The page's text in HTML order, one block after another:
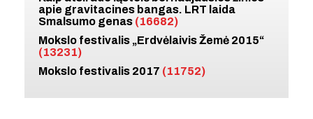
apie gravitacines bangas. LRT laida
Smalsumo genas (16682)
Mokslo festivalis „Erdvėlaivis Žemė 2015“
(13231)
Mokslo festivalis 2017 (11752)